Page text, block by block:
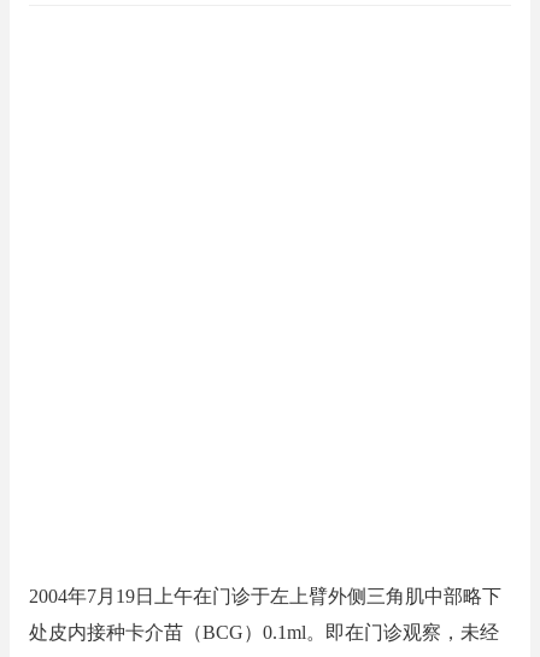
2004年7月19日上午在门诊于左上臂外侧三角肌中部略下
处皮内接种卡介苗（BCG）0.1ml。即在门诊观察，未经